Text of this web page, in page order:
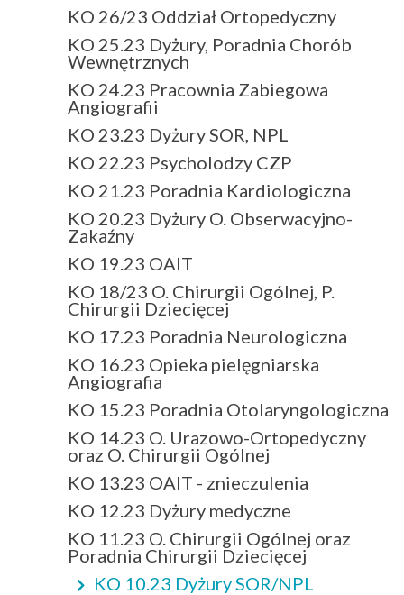
KO 26/23 Oddział Ortopedyczny
KO 25.23 Dyżury, Poradnia Chorób
Wewnętrznych
KO 24.23 Pracownia Zabiegowa
Angiografii
KO 23.23 Dyżury SOR, NPL
KO 22.23 Psycholodzy CZP
KO 21.23 Poradnia Kardiologiczna
KO 20.23 Dyżury O. Obserwacyjno-
Zakaźny
KO 19.23 OAIT
KO 18/23 O. Chirurgii Ogólnej, P.
Chirurgii Dziecięcej
KO 17.23 Poradnia Neurologiczna
KO 16.23 Opieka pielęgniarska
Angiografia
KO 15.23 Poradnia Otolaryngologiczna
KO 14.23 O. Urazowo-Ortopedyczny
oraz O. Chirurgii Ogólnej
KO 13.23 OAIT - znieczulenia
KO 12.23 Dyżury medyczne
KO 11.23 O. Chirurgii Ogólnej oraz
Poradnia Chirurgii Dziecięcej
KO 10.23 Dyżury SOR/NPL